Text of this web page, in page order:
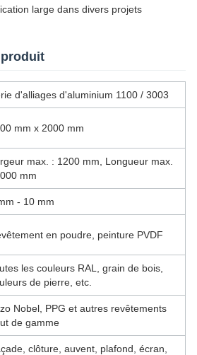
large dans divers projets
d'alliages d'aluminium 1100 / 3003
mm x 2000 mm
max. : 1200 mm, Longueur max.
mm
- 10 mm
en poudre, peinture PVDF
les couleurs RAL, grain de bois,
de pierre, etc.
Nobel, PPG et autres revêtements
de gamme
clôture, auvent, plafond, écran,